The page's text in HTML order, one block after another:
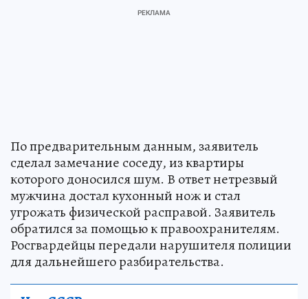
По предварительным данным, заявитель
сделал замечание соседу, из квартиры
которого доносился шум. В ответ нетрезвый
мужчина достал кухонный нож и стал
угрожать физической расправой. Заявитель
обратился за помощью к правоохранителям.
Росгвардейцы передали нарушителя полиции
для дальнейшего разбирательства.